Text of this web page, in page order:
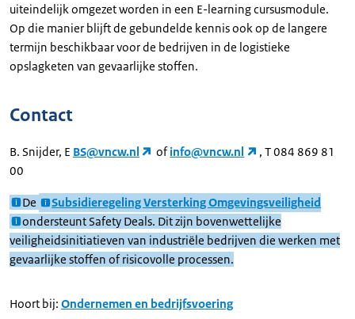
uiteindelijk omgezet worden in een E-learning cursusmodule.
Op die manier blijft de gebundelde kennis ook op de langere
termijn beschikbaar voor de bedrijven in de logistieke
opslagketen van gevaarlijke stoffen.
Contact
B. Snijder, E BS@vncw.nl ofinfo@vncw.nl
, T 084 869 81
00
De
Subsidieregeling Versterking Omgevingsveiligheid
ondersteunt Safety Deals. Dit zijn bovenwettelijke
veiligheidsinitiatieven van industriële bedrijven die werken met
gevaarlijke stoffen of risicovolle processen.
Hoort bij: Ondernemen en bedrijfsvoering